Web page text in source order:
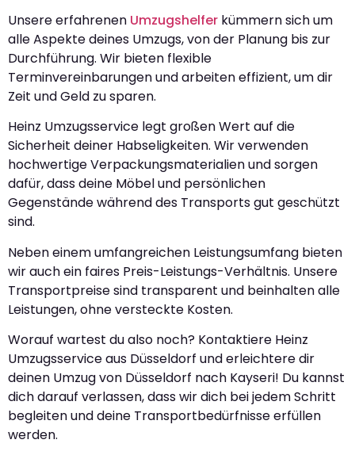
Unsere erfahrenen Umzugshelfer kümmern sich um
alle Aspekte deines Umzugs, von der Planung bis zur
Durchführung. Wir bieten flexible
Terminvereinbarungen und arbeiten effizient, um dir
Zeit und Geld zu sparen.
Heinz Umzugsservice legt großen Wert auf die
Sicherheit deiner Habseligkeiten. Wir verwenden
hochwertige Verpackungsmaterialien und sorgen
dafür, dass deine Möbel und persönlichen
Gegenstände während des Transports gut geschützt
sind.
Neben einem umfangreichen Leistungsumfang bieten
wir auch ein faires Preis-Leistungs-Verhältnis. Unsere
Transportpreise sind transparent und beinhalten alle
Leistungen, ohne versteckte Kosten.
Worauf wartest du also noch? Kontaktiere Heinz
Umzugsservice aus Düsseldorf und erleichtere dir
deinen Umzug von Düsseldorf nach Kayseri! Du kannst
dich darauf verlassen, dass wir dich bei jedem Schritt
begleiten und deine Transportbedürfnisse erfüllen
werden.